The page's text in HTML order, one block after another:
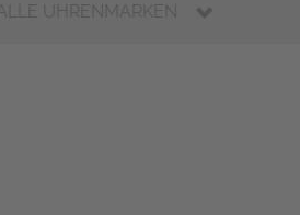
ALLE UHRENMARKEN